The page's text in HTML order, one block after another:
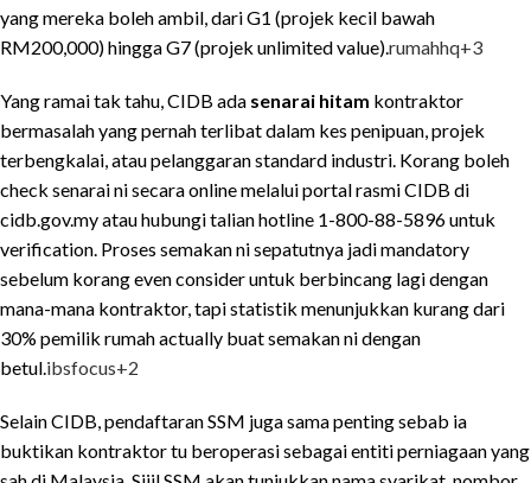
yang mereka boleh ambil, dari G1 (projek kecil bawah
RM200,000) hingga G7 (projek unlimited value).rumahhq+3
Yang ramai tak tahu, CIDB ada senarai hitam kontraktor
bermasalah yang pernah terlibat dalam kes penipuan, projek
terbengkalai, atau pelanggaran standard industri. Korang boleh
check senarai ni secara online melalui portal rasmi CIDB di
cidb.gov.my atau hubungi talian hotline 1-800-88-5896 untuk
verification. Proses semakan ni sepatutnya jadi mandatory
sebelum korang even consider untuk berbincang lagi dengan
mana-mana kontraktor, tapi statistik menunjukkan kurang dari
30% pemilik rumah actually buat semakan ni dengan
betul. ibsfocus+2
Selain CIDB, pendaftaran SSM juga sama penting sebab ia
buktikan kontraktor tu beroperasi sebagai entiti perniagaan yang